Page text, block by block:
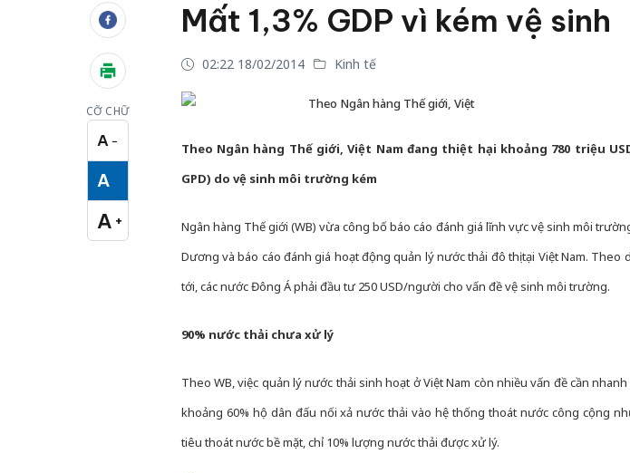
CỠ CHỮ
A −
Cỡ chữ nhỏ
A
Cỡ chữ vừa
A +
Cỡ chữ lớn
Mất 1,3% GDP vì kém vệ sinh
02:22 18/02/2014 Kinh tế
Theo Ngân hàng Thế giới, Việt
Theo Ngân hàng Thế giới, Việt Nam đang thiệt hại khoảng 780 triệu
GPD) do vệ sinh môi trường kém
Ngân hàng Thế giới (WB) vừa công bố báo cáo đánh giá lĩnh vực vệ sinh môi
Dương và báo cáo đánh giá hoạt động quản lý nước thải đô thị tại Việt Nam. Theo
tới, các nước Đông Á phải đầu tư 250 USD/người cho vấn đề vệ sinh môi trường.
90% nước thải chưa xử lý
Theo WB, việc quản lý nước thải sinh hoạt ở Việt Nam còn nhiều vấn đề cần
khoảng 60% hộ dân đấu nối xả nước thải vào hệ thống thoát nước công cộng
tiêu thoát nước bề mặt, chỉ 10% lượng nước thải được xử lý.